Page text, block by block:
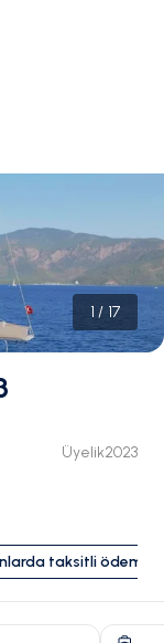
1 / 17
Üyelik2023
taksitli ödeme